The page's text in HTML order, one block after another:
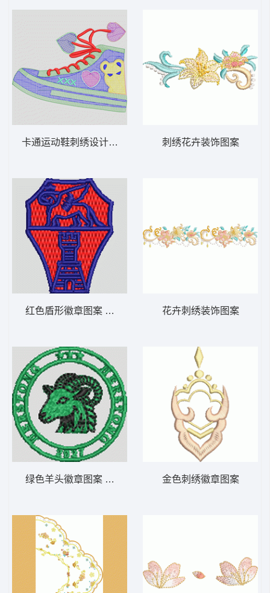
卡通运动鞋刺绣设计图 毛巾绣鞋
红色盾形徽章图案 狮子
绿色羊头徽章图案 羊头
刺绣花卉装饰图案
花卉刺绣装饰图案
金色刺绣徽章图案